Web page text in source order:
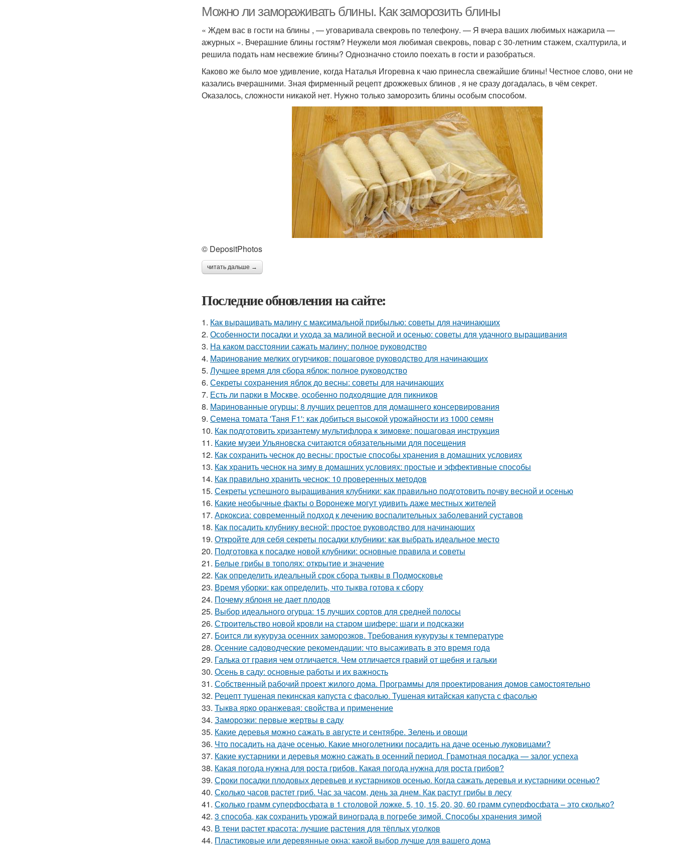
Можно ли замораживать блины. Как заморозить блины
« Ждем вас в гости на блины , — уговаривала свекровь по телефону. — Я вчера ваших любимых нажарила —
ажурных ». Вчерашние блины гостям? Неужели моя любимая свекровь, повар с 30-летним стажем, схалтурила, и
решила подать нам несвежие блины? Однозначно стоило поехать в гости и разобраться.
Каково же было мое удивление, когда Наталья Игоревна к чаю принесла свежайшие блины! Честное слово, они не
казались вчерашними. Зная фирменный рецепт дрожжевых блинов , я не сразу догадалась, в чём секрет.
Оказалось, сложности никакой нет. Нужно только заморозить блины особым способом.
© DepositPhotos
читать дальше →
Последние обновления на сайте:
1. Как выращивать малину с максимальной прибылью: советы для начинающих
2. Особенности посадки и ухода за малиной весной и осенью: советы для удачного выращивания
3. На каком расстоянии сажать малину: полное руководство
4. Маринование мелких огурчиков: пошаговое руководство для начинающих
5. Лучшее время для сбора яблок: полное руководство
6. Секреты сохранения яблок до весны: советы для начинающих
7. Есть ли парки в Москве, особенно подходящие для пикников
8. Маринованные огурцы: 8 лучших рецептов для домашнего консервирования
9. Семена томата 'Таня F1': как добиться высокой урожайности из 1000 семян
10. Как подготовить хризантему мультифлора к зимовке: пошаговая инструкция
11. Какие музеи Ульяновска считаются обязательными для посещения
12. Как сохранить чеснок до весны: простые способы хранения в домашних условиях
13. Как хранить чеснок на зиму в домашних условиях: простые и эффективные способы
14. Как правильно хранить чеснок: 10 проверенных методов
15. Секреты успешного выращивания клубники: как правильно подготовить почву весной и осенью
16. Какие необычные факты о Воронеже могут удивить даже местных жителей
17. Аркоксиа: современный подход к лечению воспалительных заболеваний суставов
18. Как посадить клубнику весной: простое руководство для начинающих
19. Откройте для себя секреты посадки клубники: как выбрать идеальное место
20. Подготовка к посадке новой клубники: основные правила и советы
21. Белые грибы в тополях: открытие и значение
22. Как определить идеальный срок сбора тыквы в Подмосковье
23. Время уборки: как определить, что тыква готова к сбору
24. Почему яблоня не дает плодов
25. Выбор идеального огурца: 15 лучших сортов для средней полосы
26. Строительство новой кровли на старом шифере: шаги и подсказки
27. Боится ли кукуруза осенних заморозков. Требования кукурузы к температуре
28. Осенние садоводческие рекомендации: что высаживать в это время года
29. Галька от гравия чем отличается. Чем отличается гравий от щебня и гальки
30. Осень в саду: основные работы и их важность
31. Собственный рабочий проект жилого дома. Программы для проектирования домов самостоятельно
32. Рецепт тушеная пекинская капуста с фасолью. Тушеная китайская капуста с фасолью
33. Тыква ярко оранжевая: свойства и применение
34. Заморозки: первые жертвы в саду
35. Какие деревья можно сажать в августе и сентябре. Зелень и овощи
36. Что посадить на даче осенью. Какие многолетники посадить на даче осенью луковицами?
37. Какие кустарники и деревья можно сажать в осенний период. Грамотная посадка — залог успеха
38. Какая погода нужна для роста грибов. Какая погода нужна для роста грибов?
39. Сроки посадки плодовых деревьев и кустарников осенью. Когда сажать деревья и кустарники осенью?
40. Сколько часов растет гриб. Час за часом, день за днем. Как растут грибы в лесу
41. Сколько грамм суперфосфата в 1 столовой ложке. 5, 10, 15, 20, 30, 60 грамм суперфосфата – это сколько?
42. 3 способа, как сохранить урожай винограда в погребе зимой. Способы хранения зимой
43. В тени растет красота: лучшие растения для тёплых уголков
44. Пластиковые или деревянные окна: какой выбор лучше для вашего дома